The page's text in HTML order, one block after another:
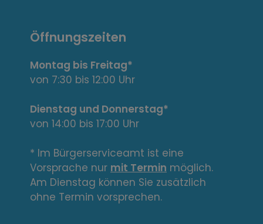
n
t
e
L
i
n
k
s
Öffnungszeiten
Montag bis Freitag*
von 7:30 bis 12:00 Uhr
Dienstag und Donnerstag*
von 14:00 bis 17:00 Uhr
* Im Bürgerserviceamt ist eine
Vorsprache nur mit Termin möglich.
Am Dienstag können Sie zusätzlich
ohne Termin vorsprechen.